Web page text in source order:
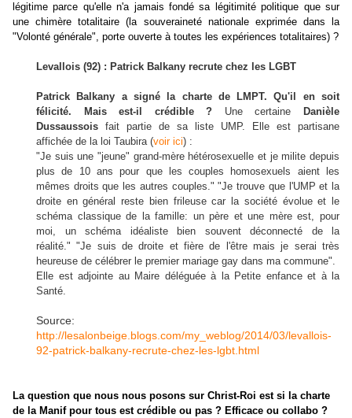
légitime parce qu'elle n'a jamais fondé sa légitimité politique que sur
une chimère totalitaire (la souveraineté nationale exprimée dans la
"Volonté générale", porte ouverte à toutes les expériences totalitaires) ?
Levallois (92) : Patrick Balkany recrute chez les LGBT
Patrick Balkany a signé la charte de LMPT. Qu'il en soit
félicité. Mais est-il crédible ? Une certaine
Danièle
Dussaussois fait partie de sa liste UMP. Elle est partisane
affichée de la loi Taubira (voir ici) :
"Je suis une "jeune" grand-mère hétérosexuelle et je milite depuis
plus de 10 ans pour que les couples homosexuels aient les
mêmes droits que les autres couples." "Je trouve que l'UMP et la
droite en général reste bien frileuse car la société évolue et le
schéma classique de la famille: un père et une mère est, pour
moi, un schéma idéaliste bien souvent déconnecté de la
réalité." "Je suis de droite et fière de l'être mais je serai très
heureuse de célébrer le premier mariage gay dans ma commune".
Elle est adjointe au Maire déléguée à la Petite enfance et à la
Santé.
Source:
http://lesalonbeige.blogs.com/my_weblog/2014/03/levallois-
92-patrick-balkany-recrute-chez-les-lgbt.html
La question que nous nous posons sur Christ-Roi est si la charte
de la Manif pour tous est crédible ou pas ? Efficace ou collabo ?